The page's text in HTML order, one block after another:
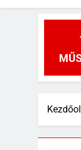
a Caladium